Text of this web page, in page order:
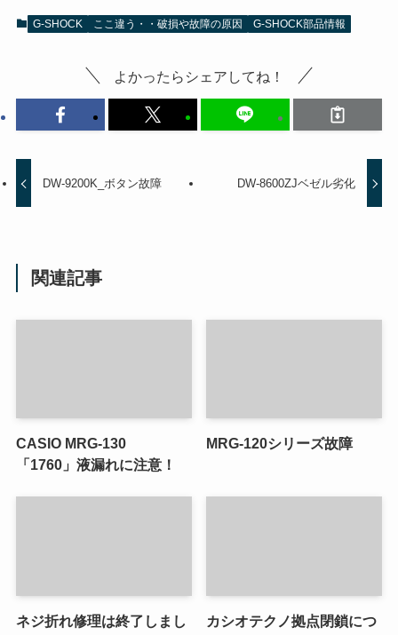
G-SHOCK ここ違う・・破損や故障の原因 G-SHOCK部品情報
よかったらシェアしてね！
DW-9200K_ボタン故障 DW-8600ZJベゼル劣化
関連記事
CASIO MRG-130
「1760」液漏れに注意！
MRG-120シリーズ故障
ネジ折れ修理は終了しまし
カシオテクノ拠点閉鎖につ